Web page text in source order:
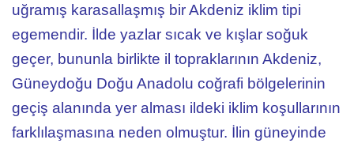
uğramış karasallaşmış bir Akdeniz iklim tipi
egemendir. İlde yazlar sıcak ve kışlar soğuk
geçer, bununla birlikte il topraklarının Akdeniz,
Güneydoğu Doğu Anadolu coğrafi bölgelerinin
geçiş alanında yer alması ildeki iklim koşullarının
farklılaşmasına neden olmuştur. İlin güneyinde